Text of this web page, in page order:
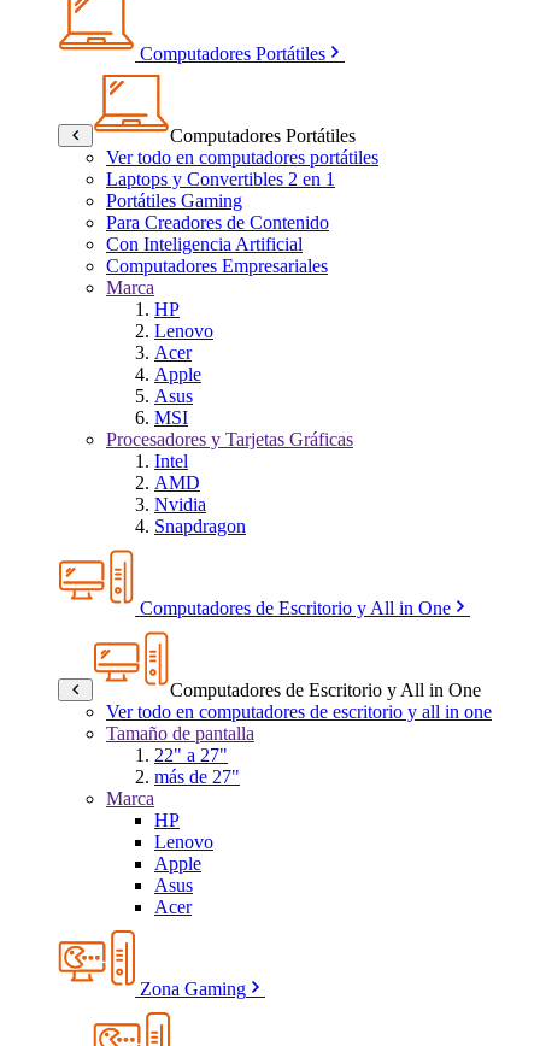
Computadores Portátiles
Computadores Portátiles
Ver todo en computadores portátiles
Laptops y Convertibles 2 en 1
Portátiles Gaming
Para Creadores de Contenido
Con Inteligencia Artificial
Computadores Empresariales
Marca
HP
Lenovo
Acer
Apple
Asus
MSI
Procesadores y Tarjetas Gráficas
Intel
AMD
Nvidia
Snapdragon
Computadores de Escritorio y All in One
Computadores de Escritorio y All in One
Ver todo en computadores de escritorio y all in one
Tamaño de pantalla
22" a 27"
más de 27"
Marca
HP
Lenovo
Apple
Asus
Acer
Zona Gaming